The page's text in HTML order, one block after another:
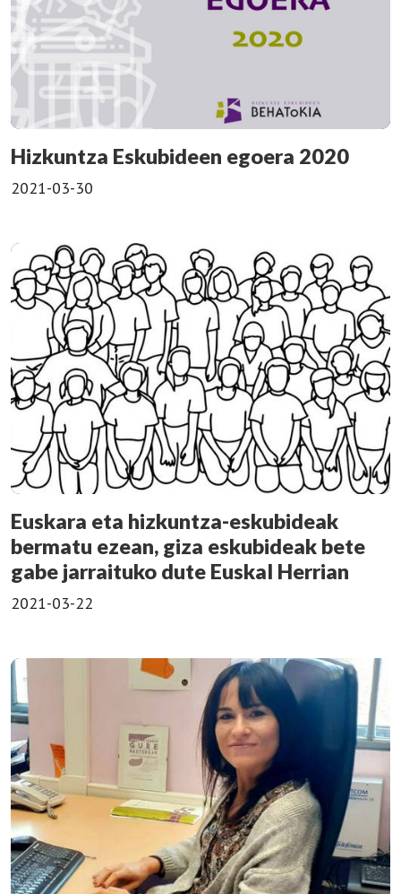
Hizkuntza Eskubideen egoera 2020
2021-03-30
Euskara eta hizkuntza-eskubideak
bermatu ezean, giza eskubideak bete
gabe jarraituko dute Euskal Herrian
2021-03-22